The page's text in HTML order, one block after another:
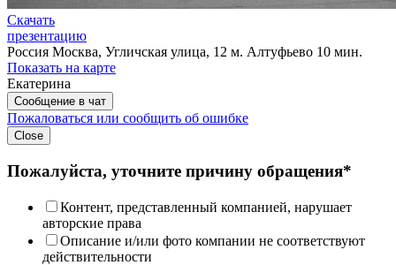
Скачать
презентацию
Россия Москва, Угличская улица, 12 м. Алтуфьево 10 мин.
Показать на карте
Екатерина
Сообщение в чат
Пожаловаться или сообщить об ошибке
Close
Пожалуйста, уточните причину обращения*
Контент, представленный компанией, нарушает
авторские права
Описание и/или фото компании не соответствуют
действительности